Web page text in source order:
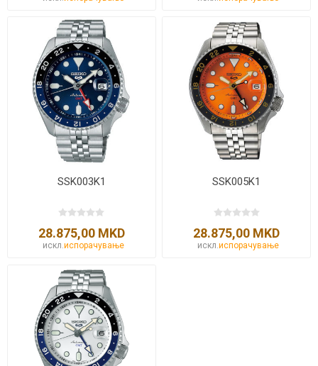
SSK003K1
28.875,00 MKD
искл.испорачување
SSK005K1
28.875,00 MKD
искл.испорачување